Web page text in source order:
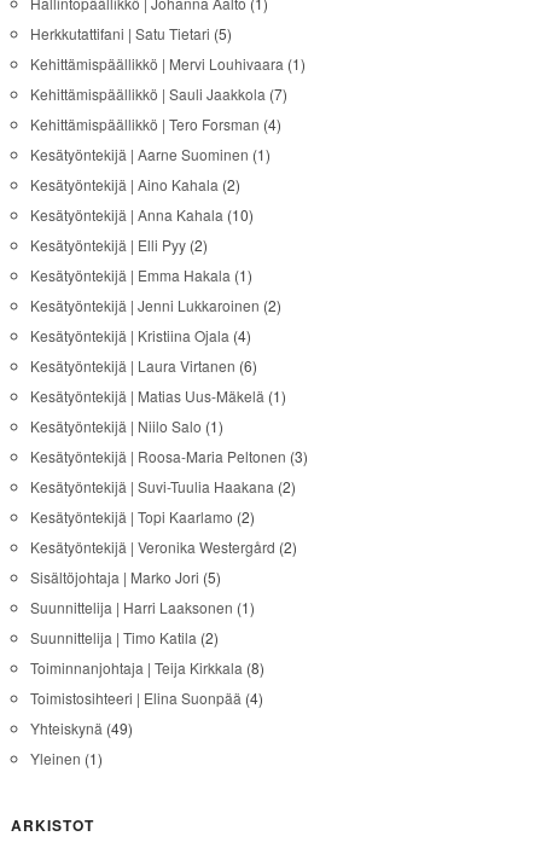
Herkkutattifani | Satu Tietari (5)
Kehittämispäällikkö | Mervi Louhivaara (1)
Kehittämispäällikkö | Sauli Jaakkola (7)
Kehittämispäällikkö | Tero Forsman (4)
Kesätyöntekijä | Aarne Suominen (1)
Kesätyöntekijä | Aino Kahala (2)
Kesätyöntekijä | Anna Kahala (10)
Kesätyöntekijä | Elli Pyy(2)
Kesätyöntekijä | Emma Hakala (1)
Kesätyöntekijä | Jenni Lukkaroinen (2)
Kesätyöntekijä | Kristiina Ojala (4)
Kesätyöntekijä | Laura Virtanen (6)
Kesätyöntekijä | Matias Uus-Mäkelä (1)
Kesätyöntekijä | Niilo Salo (1)
Kesätyöntekijä | Roosa-Maria Peltonen (3)
Kesätyöntekijä | Suvi-Tuulia Haakana (2)
Kesätyöntekijä | Topi Kaarlamo (2)
Kesätyöntekijä | Veronika Westergård (2)
Sisältöjohtaja | Marko Jori (5)
Suunnittelija | Harri Laaksonen (1)
Suunnittelija | Timo Katila (2)
Toiminnanjohtaja | Teija Kirkkala (8)
Toimistosihteeri | Elina Suonpää (4)
Yhteiskynä (49)
Yleinen (1)
ARKISTOT